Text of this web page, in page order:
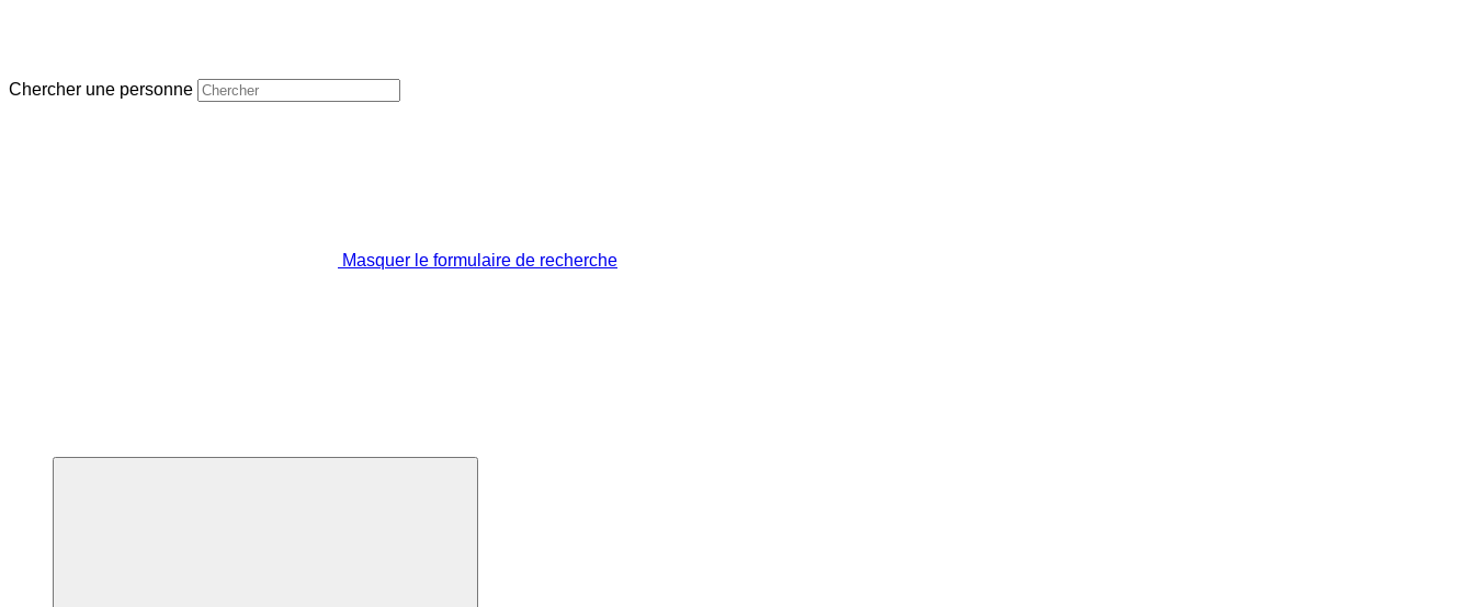
Chercher une personne
Masquer le formulaire de recherche